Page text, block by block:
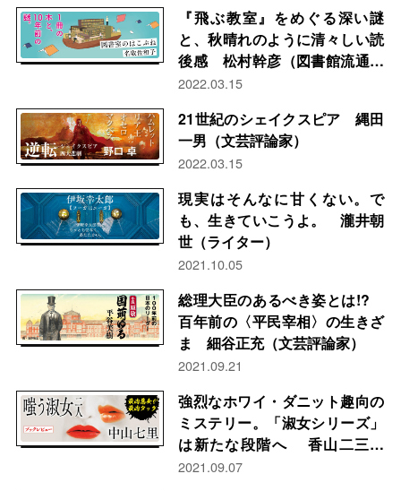
『飛ぶ教室』をめぐる深い謎
と、秋晴れのように清々しい読
後感 松村幹彦（図書館流通セ
ンター）
2022.03.15
21世紀のシェイクスピア 縄田
一男（文芸評論家）
2022.03.15
現実はそんなに甘くない。で
も、生きていこうよ。 瀧井朝
世（ライター）
2021.10.05
総理大臣のあるべき姿とは!?
百年前の〈平民宰相〉の生きざ
ま 細谷正充（文芸評論家）
2021.09.21
強烈なホワイ・ダニット趣向の
ミステリー。「淑女シリーズ」
は新たな段階へ 香山二三郎
（コラムニスト）
2021.09.07